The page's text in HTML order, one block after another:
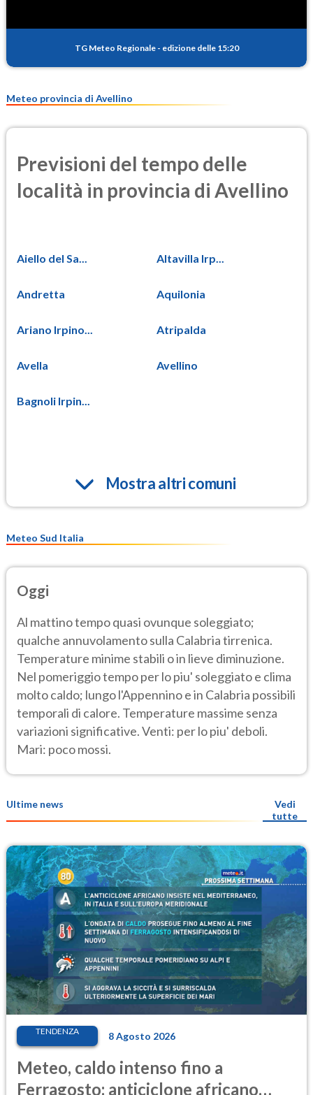
TG Meteo Regionale - edizione delle 15:20
Meteo provincia di Avellino
Previsioni del tempo delle
località in provincia di Avellino
Aiello del Sa... Altavilla Irp...
Andretta Aquilonia
Ariano Irpino... Atripalda
Avella Avellino
Bagnoli Irpin...
Mostra altri comuni
Meteo Sud Italia
Oggi
Al mattino tempo quasi ovunque soleggiato;
qualche annuvolamento sulla Calabria tirrenica.
Temperature minime stabili o in lieve diminuzione.
Nel pomeriggio tempo per lo piu' soleggiato e clima
molto caldo; lungo l'Appennino e in Calabria possibili
temporali di calore. Temperature massime senza
variazioni significative. Venti: per lo piu' deboli.
Mari: poco mossi.
Ultime news
Vedi
tutte
TENDENZA 8 Agosto 2026
Meteo, caldo intenso fino a
Ferragosto: anticiclone africano